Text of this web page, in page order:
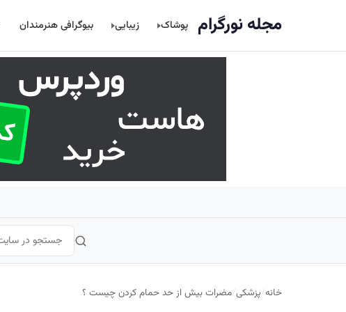
مجله نورگرام پوشاک زیبایی بیوگرافی هنرمندان
خانه/پزشکی/مضرات بیش از حد حمام کردن چیست ؟